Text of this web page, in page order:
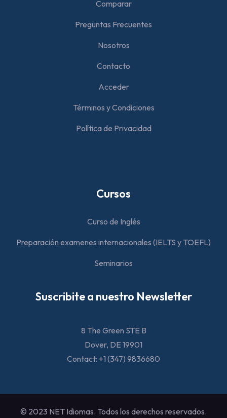
Comparar
Preguntas Frecuentes
Nosotros
Contacto
Acceder
Términos y Condiciones
Política de Privacidad
Cursos
Curso de Inglés
Preparación examenes internacionales (IELTS y TOEFL)
Seminarios
Suscribite a nuestro Newsletter
8 The Green STE B
Dover, DE 19901
Contact: +1 (347) 9836680
© 2023 NET Idiomas. Todos los derechos reservados.